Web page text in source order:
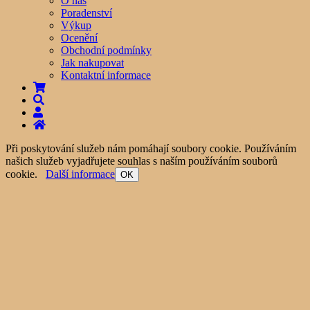
Poradenství
Výkup
Ocenění
Obchodní podmínky
Jak nakupovat
Kontaktní informace
Při poskytování služeb nám pomáhají soubory cookie. Používáním
našich služeb vyjadřujete souhlas s naším používáním souborů
cookie. Další informace